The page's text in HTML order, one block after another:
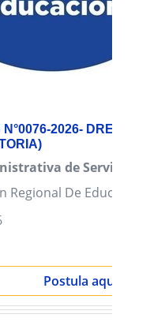
2026- DREP-
de Servicios
Regional De Educación
Postula aquí